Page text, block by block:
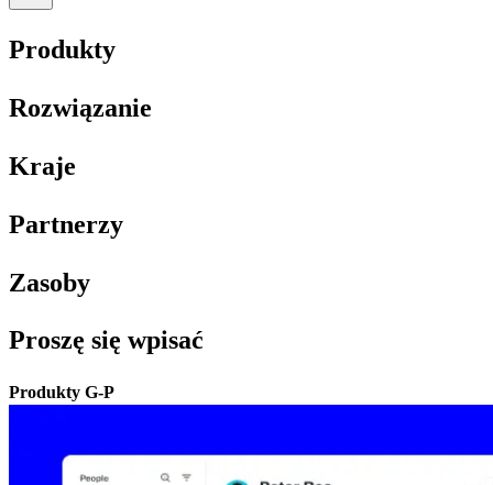
Produkty​​
Rozwiązanie​​
Kraje​​
Partnerzy​​
Zasoby​​
Proszę się wpisać​​
Produkty G-P​​